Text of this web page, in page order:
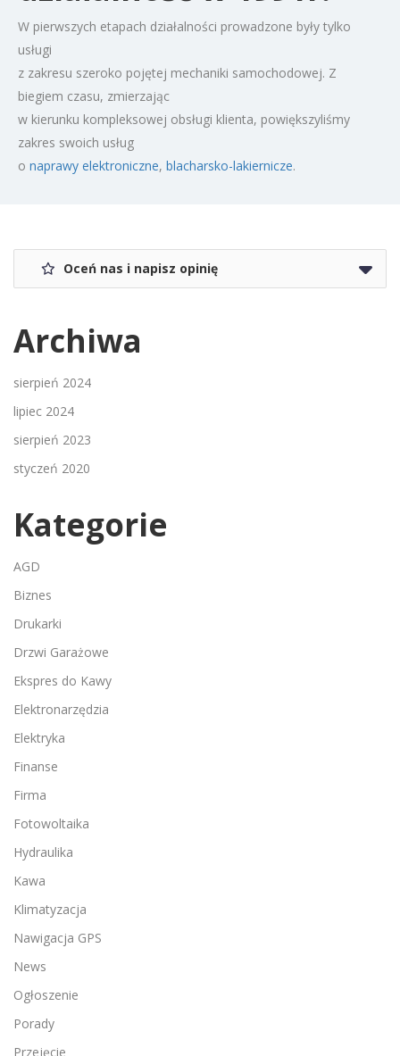
W pierwszych etapach działalności prowadzone były tylko
usługi
z zakresu szeroko pojętej mechaniki samochodowej. Z
biegiem czasu, zmierzając
w kierunku kompleksowej obsługi klienta, powiększyliśmy
zakres swoich usług
o naprawy elektroniczne, blacharsko-lakiernicze.
Oceń nas i napisz opinię
Archiwa
sierpień 2024
lipiec 2024
sierpień 2023
styczeń 2020
Kategorie
AGD
Biznes
Drukarki
Drzwi Garażowe
Ekspres do Kawy
Elektronarzędzia
Elektryka
Finanse
Firma
Fotowoltaika
Hydraulika
Kawa
Klimatyzacja
Nawigacja GPS
News
Ogłoszenie
Porady
Przejęcie